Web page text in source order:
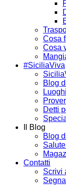
Cosa
Cosa
#SiciliaViva
Blog
Detti
Il Blog
Blog
Contatti
Scrivi